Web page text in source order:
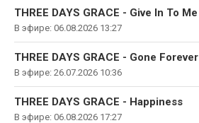
THREE DAYS GRACE - Give In To Me
В эфире: 06.08.2026 13:27
THREE DAYS GRACE - Gone Forever
В эфире: 26.07.2026 10:36
THREE DAYS GRACE - Happiness
В эфире: 06.08.2026 17:27